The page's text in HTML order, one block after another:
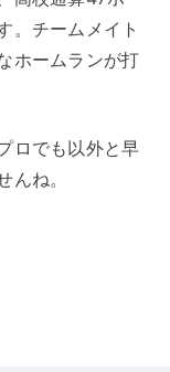
。チームメイト
ホームランが打
ロでも以外と早
んね。